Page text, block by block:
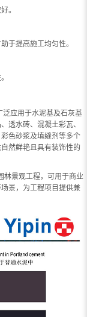
。
于提高施工均匀性。
应用于水泥基及石灰基
透水砖、混凝土彩瓦、
色砂浆及填缝剂等多个
然鲜艳且具有装饰性的
林景观工程，可用于商业
景，为工程项目提供兼